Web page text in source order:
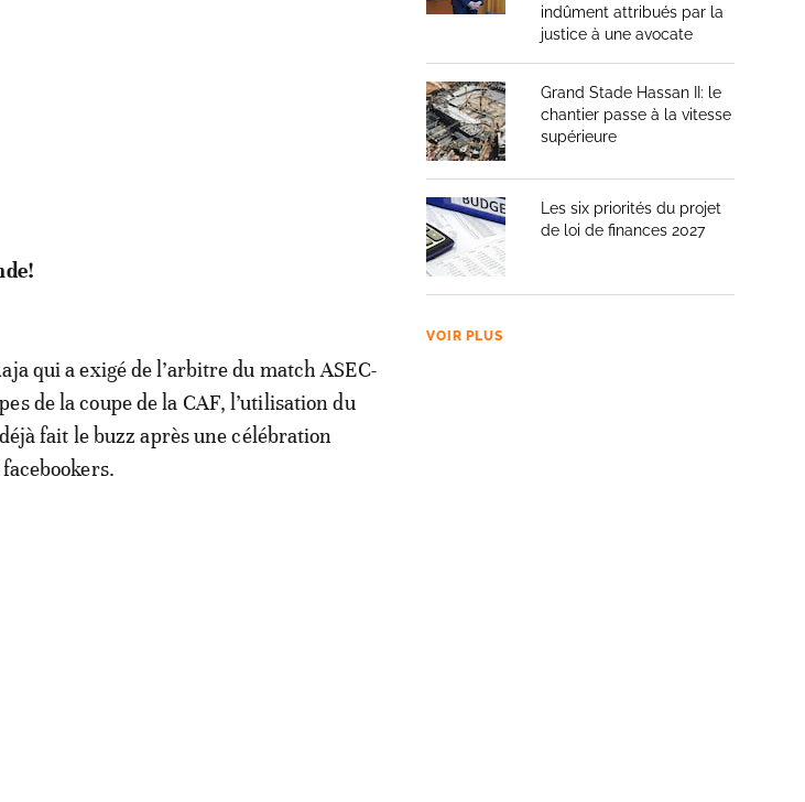
qui a exigé de l’arbitre du match ASEC-
de la coupe de la CAF, l’utilisation du
fait le buzz après une célébration
indûment attribués par la
justice à une avocate
Grand Stade Hassan II: le
chantier passe à la vitesse
supérieure
Les six priorités du projet
de loi de finances 2027
VOIR PLUS